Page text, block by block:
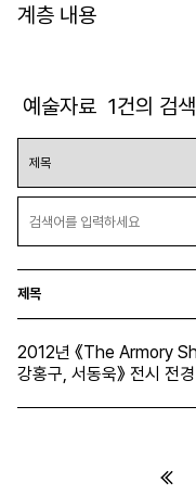
계층 내용
예술자료 1건의 검
제목
2012년 《The Armory
강홍구, 서동욱》 전시 전